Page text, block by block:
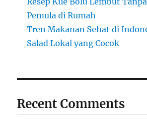
Pemula di Rumah
Tren Makanan Sehat di
Salad Lokal yang Cocok
Recent Comments